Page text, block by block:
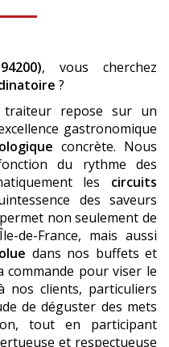
, vous cherchez
?
repose sur un
gastronomique
concrète. Nous
du rythme des
les circuits
des saveurs
non seulement de
de-France, mais aussi
dans nos buffets et
commande pour viser le
nos clients, particuliers
de déguster des mets
tout en participant
et respectueuse